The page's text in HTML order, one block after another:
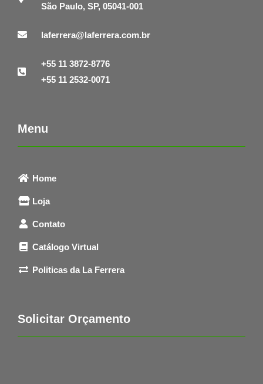
São Paulo, SP, 05041-001
laferrera@laferrera.com.br
+55 11 3872-8776
+55 11 2532-0071
Menu
Home
Loja
Contato
Catálogo Virtual
Politicas da La Ferrera
Solicitar Orçamento